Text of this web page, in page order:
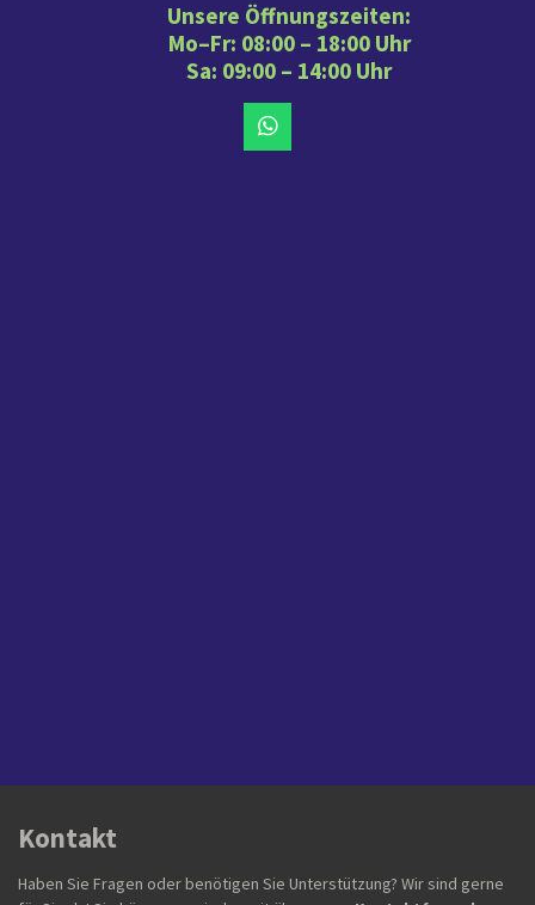
Unsere Öffnungszeiten:
Mo–Fr: 08:00 – 18:00 Uhr
Sa: 09:00 – 14:00 Uhr
W
h
Kontakt
Haben Sie Fragen oder benötigen Sie Unterstützung? Wir sind gerne